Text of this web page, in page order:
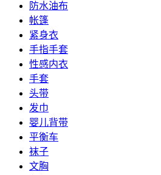
防水油布
帐篷
紧身衣
手指手套
性感内衣
手套
头带
发巾
婴儿背带
平衡车
袜子
文胸